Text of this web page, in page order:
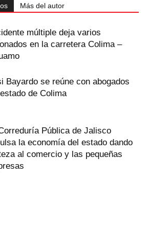
Más del autor
múltiple deja varios
en la carretera Colima –
Bayardo se reúne con abogados
de Colima
Pública de Jalisco
la economía del estado dando
al comercio y las pequeñas